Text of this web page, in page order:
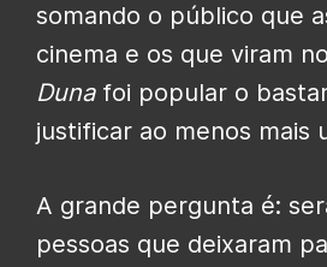
somando o público que
cinema e os que viram no
Dunafoi popular o
justificar ao menos mais
A grande pergunta é:
pessoas que deixaram